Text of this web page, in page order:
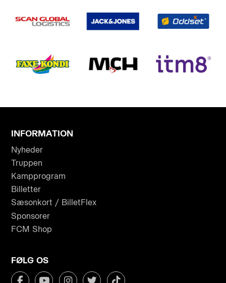
INFORMATION
Nyheder
Truppen
Kampprogram
Billetter
Sæsonkort / BilletFlex
Sponsorer
FCM Shop
FØLG OS